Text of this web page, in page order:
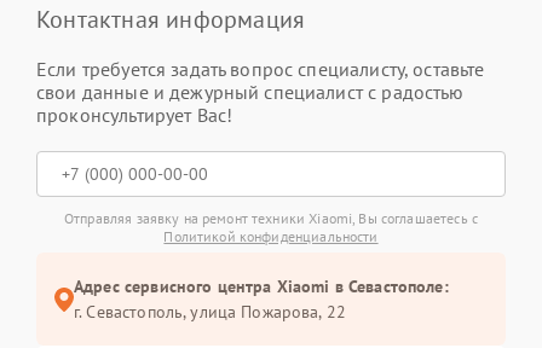
Контактная информация
Если требуется задать вопрос специалисту, оставьте
свои данные и дежурный специалист с радостью
проконсультирует Вас!
Отправляя заявку на ремонт техники Xiaomi, Вы соглашаетесь с
Политикой конфиденциальности
Адрес сервисного центра Xiaomi в Севастополе:
г. Севастополь, улица Пожарова, 22